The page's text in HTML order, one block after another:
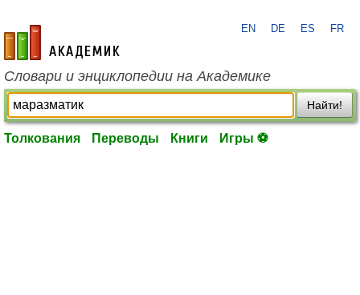
academic.ru
EN DE ES FR
Словари и энциклопедии на Академике
Найти!
Толкования Переводы Книги Игры ⚽